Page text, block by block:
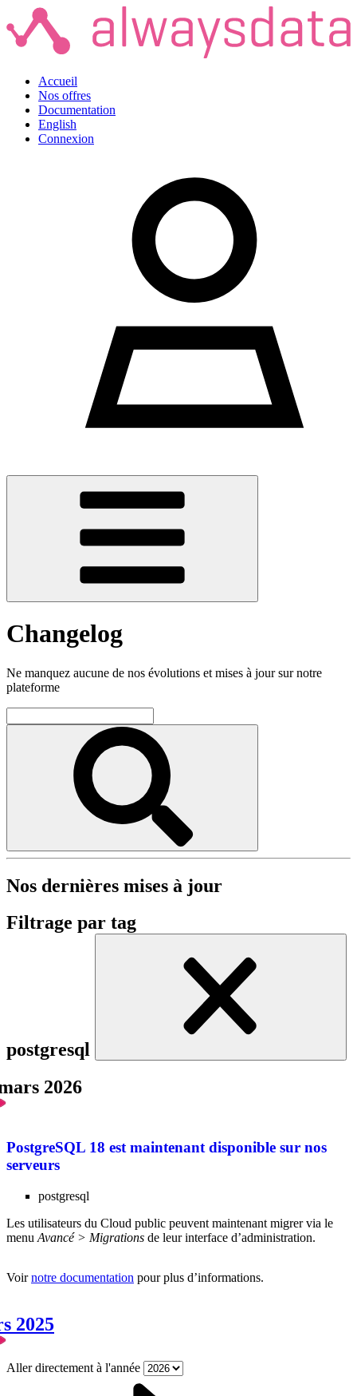
Accueil
Nos offres
Documentation
English
Connexion
Changelog
Ne manquez aucune de nos évolutions et mises à jour sur notre
plateforme
Nos dernières mises à jour
Filtrage par tag
postgresql
2026
PostgreSQL 18 est maintenant disponible sur nos
serveurs
postgresql
Les utilisateurs du Cloud public peuvent maintenant migrer via le
menu Avancé > Migrations de leur interface d’administration.
Voirnotre documentation pour plus d’informations.
2025
Aller directement à l'année